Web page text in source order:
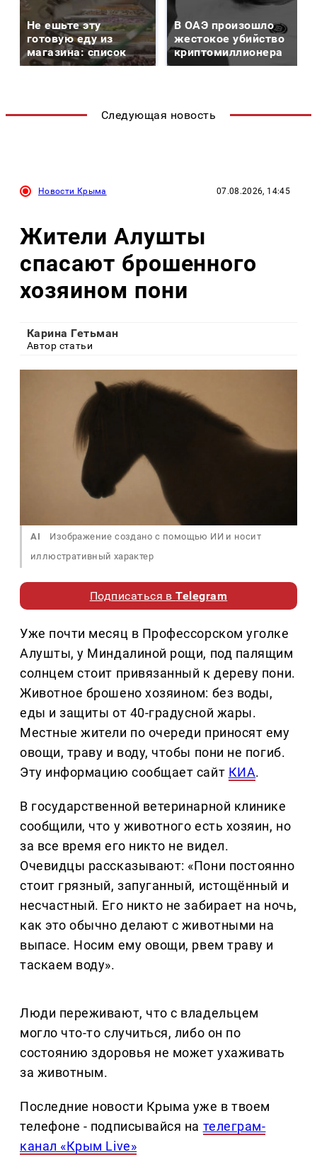
Не ешьте эту
готовую еду из
магазина: список
В ОАЭ произошло
жестокое убийство
криптомиллионера
Следующая новость
Новости Крыма 07.08.2026, 14:45
Жители Алушты
спасают брошенного
хозяином пони
Карина Гетьман
Автор статьи
AI
Изображение создано с помощью ИИ и носит
иллюстративный характер
Подписаться вTelegram
Уже почти месяц в Профессорском уголке
Алушты, у Миндалиной рощи, под палящим
солнцем стоит привязанный к дереву пони.
Животное брошено хозяином: без воды,
еды и защиты от 40-градусной жары.
Местные жители по очереди приносят ему
овощи, траву и воду, чтобы пони не погиб.
Эту информацию сообщает сайт КИА.
В государственной ветеринарной клинике
сообщили, что у животного есть хозяин, но
за все время его никто не видел.
Очевидцы рассказывают: «Пони постоянно
стоит грязный, запуганный, истощённый и
несчастный. Его никто не забирает на ночь,
как это обычно делают с животными на
выпасе. Носим ему овощи, рвем траву и
таскаем воду».
Люди переживают, что с владельцем
могло что-то случиться, либо он по
состоянию здоровья не может ухаживать
за животным.
Последние новости Крыма уже в твоем
телефоне - подписывайся на телеграм-
канал «Крым Live»